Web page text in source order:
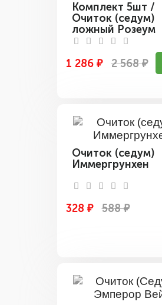
Комплект 5шт /
Очиток (седум)
ложный Розеум
1 286 ₽ 2 568 ₽
Очиток (седум)
Иммергрунхен
328 ₽ 588 ₽